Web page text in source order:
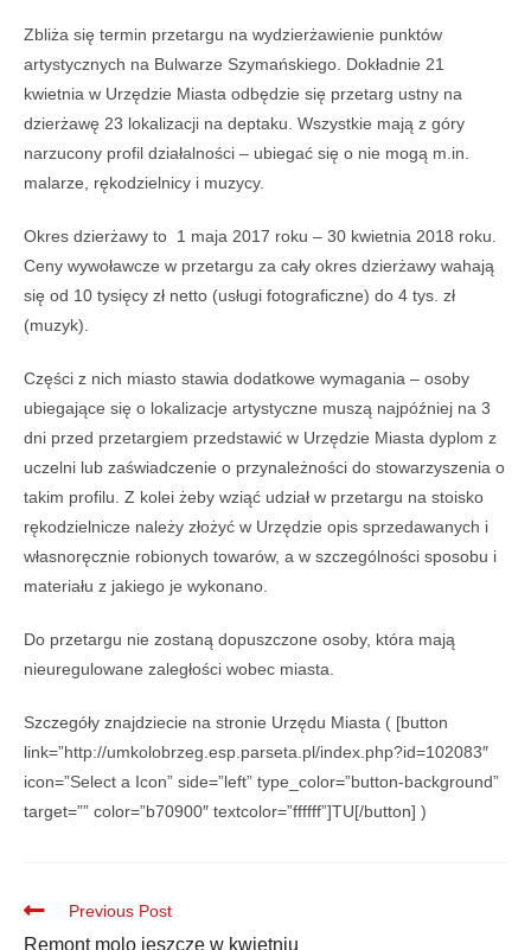
Zbliża się termin przetargu na wydzierżawienie punktów
artystycznych na Bulwarze Szymańskiego. Dokładnie 21
kwietnia w Urzędzie Miasta odbędzie się przetarg ustny na
dzierżawę 23 lokalizacji na deptaku. Wszystkie mają z góry
narzucony profil działalności – ubiegać się o nie mogą m.in.
malarze, rękodzielnicy i muzycy.
Okres dzierżawy to 1 maja 2017 roku – 30 kwietnia 2018 roku.
Ceny wywoławcze w przetargu za cały okres dzierżawy wahają
się od 10 tysięcy zł netto (usługi fotograficzne) do 4 tys. zł
(muzyk).
Części z nich miasto stawia dodatkowe wymagania – osoby
ubiegające się o lokalizacje artystyczne muszą najpóźniej na 3
dni przed przetargiem przedstawić w Urzędzie Miasta dyplom z
uczelni lub zaświadczenie o przynależności do stowarzyszenia o
takim profilu. Z kolei żeby wziąć udział w przetargu na stoisko
rękodzielnicze należy złożyć w Urzędzie opis sprzedawanych i
własnoręcznie robionych towarów, a w szczególności sposobu i
materiału z jakiego je wykonano.
Do przetargu nie zostaną dopuszczone osoby, która mają
nieuregulowane zaległości wobec miasta.
Szczegóły znajdziecie na stronie Urzędu Miasta ( [button
link=”http://umkolobrzeg.esp.parseta.pl/index.php?id=102083″
icon=”Select a Icon” side=”left” type_color=”button-background”
target=”” color=”b70900″ textcolor=”ffffff”]TU[/button] )
Previous Post
Remont molo jeszcze w kwietniu